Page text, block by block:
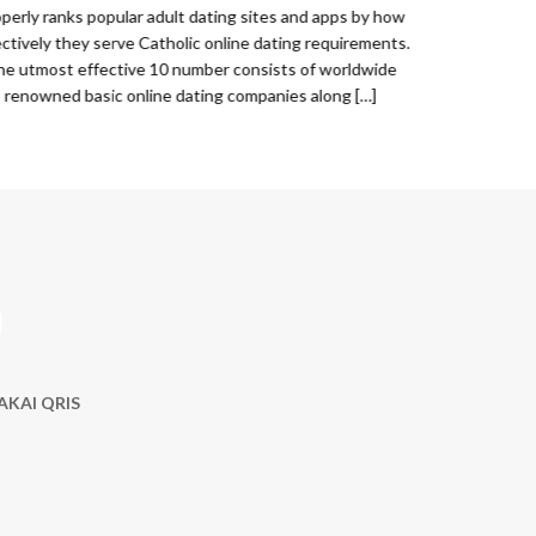
ranks popular adult dating sites and apps by how
they serve Catholic online dating requirements.
utmost effective 10 number consists of worldwide
renowned basic online dating companies along […]
QRIS